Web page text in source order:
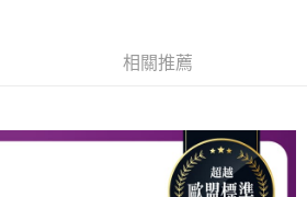
停止該用戶之使用額度並採取法律行動。
相關推薦